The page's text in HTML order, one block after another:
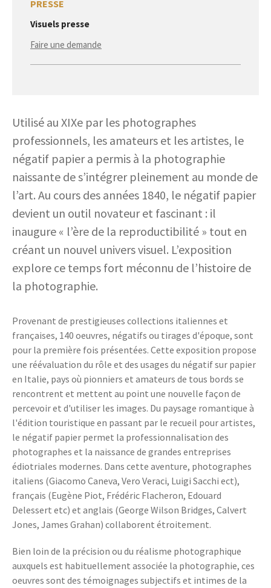
PRESSE
Visuels presse
Faire une demande
Utilisé au XIXe par les photographes
professionnels, les amateurs et les artistes, le
négatif papier a permis à la photographie
naissante de s’intégrer pleinement au monde de
l’art. Au cours des années 1840, le négatif papier
devient un outil novateur et fascinant : il
inaugure « l’ère de la reproductibilité » tout en
créant un nouvel univers visuel. L’exposition
explore ce temps fort méconnu de l’histoire de
la photographie.
Provenant de prestigieuses collections italiennes et
françaises, 140 oeuvres, négatifs ou tirages d'époque, sont
pour la première fois présentées. Cette exposition propose
une réévaluation du rôle et des usages du négatif sur papier
en Italie, pays où pionniers et amateurs de tous bords se
rencontrent et mettent au point une nouvelle façon de
percevoir et d'utiliser les images. Du paysage romantique à
l'édition touristique en passant par le recueil pour artistes,
le négatif papier permet la professionnalisation des
photographes et la naissance de grandes entreprises
édiotriales modernes. Dans cette aventure, photographes
italiens (Giacomo Caneva, Vero Veraci, Luigi Sacchi ect),
français (Eugène Piot, Frédéric Flacheron, Edouard
Delessert etc) et anglais (George Wilson Bridges, Calvert
Jones, James Grahan) collaborent étroitement.
Bien loin de la précision ou du réalisme photographique
auxquels est habituellement associée la photographie, ces
oeuvres sont des témoignages subjectifs et intimes de la